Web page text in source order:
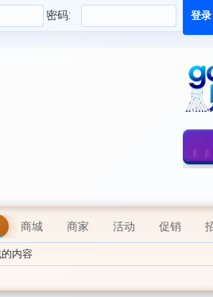
密码:
商城 商家 活动 促销